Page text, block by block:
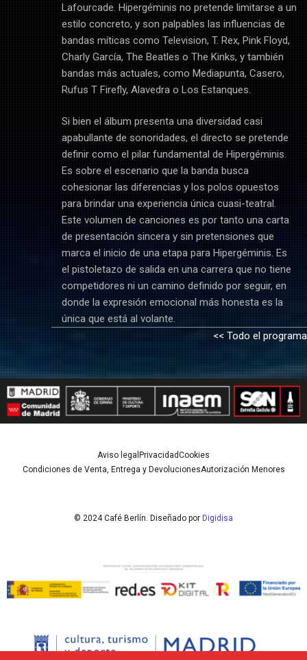
Lafourcade. Hipergéminis no pretende limitarse a un
estilo concreto, y son palpables las influencias de
bandas míticas como Television, T. Rex, Pink Floyd,
Charly García, The Beatles o The Kinks, y también
bandas más actuales, como Mediapunta, Casero,
Rufus T Firefly, Alavedra o Los Estanques.
Si bien el álbum presenta una diversidad casi
apabullante de sonoridades, el directo se pretende
definir como el pilar fundamental de Hipergéminis.
Es sobre el escenario que la banda busca
cohesionar las diferencias y los polos opuestos
para brindar una experiencia única cuasi-teatral.
Este volumen de canciones es por tanto una carta
de presentación sincera y sin pretensiones que
marca el inicio de una etapa para Hipergéminis. Es
el pistoletazo de salida en una carrera que no tiene
competidores ni un camino definido por seguir, en
donde la expresión emocional más honesta es la
única que está al volante.
<< Todo el programa
© 2024 Café Berlín. Diseñado por Digidisa
Aviso legal PrivacidadCookies
Condiciones de Venta, Entrega y DevolucionesAutorización Menores